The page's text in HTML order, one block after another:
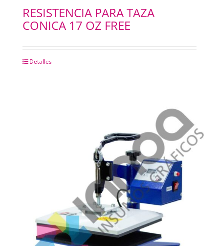
RESISTENCIA PARA TAZA
CONICA 17 OZ FREE
Detalles